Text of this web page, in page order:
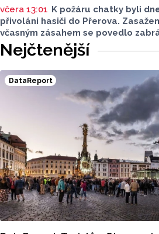
včera 13:01 K požáru chatky byli
přivoláni hasiči do Přerova.
včasným zásahem se povedlo
Nejčtenější
DataReport